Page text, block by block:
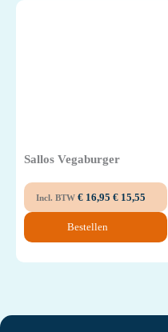
Sallos Vegaburger
Incl. BTW € 16,95 € 15,55
Bestellen